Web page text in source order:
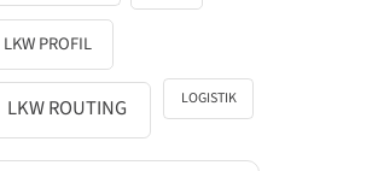
LKW PROFIL
LKW ROUTING LOGISTIK